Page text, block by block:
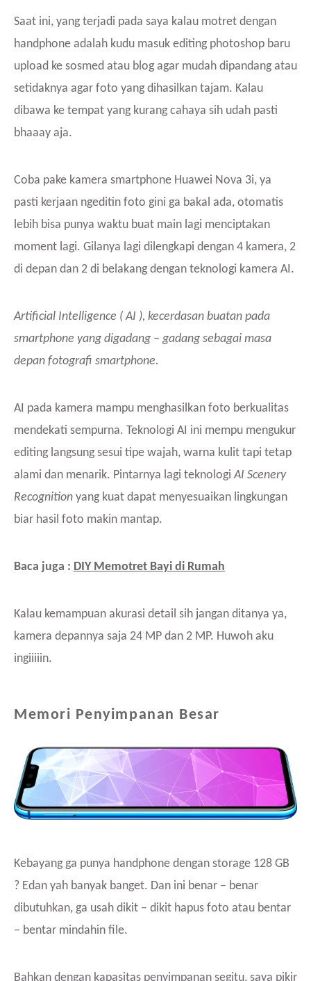
Saat ini, yang terjadi pada saya kalau motret dengan
handphone adalah kudu masuk editing photoshop baru
upload ke sosmed atau blog agar mudah dipandang atau
setidaknya agar foto yang dihasilkan tajam. Kalau
dibawa ke tempat yang kurang cahaya sih udah pasti
bhaaay aja.
Coba pake kamera smartphone Huawei Nova 3i, ya
pasti kerjaan ngeditin foto gini ga bakal ada, otomatis
lebih bisa punya waktu buat main lagi menciptakan
moment lagi. Gilanya lagi dilengkapi dengan 4 kamera, 2
di depan dan 2 di belakang dengan teknologi kamera AI.
Artificial Intelligence ( AI ), kecerdasan buatan pada
smartphone yang digadang – gadang sebagai masa
depan fotografi smartphone.
AI pada kamera mampu menghasilkan foto berkualitas
mendekati sempurna. Teknologi AI ini mempu mengukur
editing langsung sesui tipe wajah, warna kulit tapi tetap
alami dan menarik. Pintarnya lagi teknologiAI Scenery
Recognition yang kuat dapat menyesuaikan lingkungan
biar hasil foto makin mantap.
Baca juga : DIY Memotret Bayi di Rumah
Kalau kemampuan akurasi detail sih jangan ditanya ya,
kamera depannya saja 24 MP dan 2 MP. Huwoh aku
ingiiiiin.
Memori Penyimpanan Besar
Kebayang ga punya handphone dengan storage 128 GB
? Edan yah banyak banget. Dan ini benar – benar
dibutuhkan, ga usah dikit – dikit hapus foto atau bentar
– bentar mindahin file.
Bahkan dengan kapasitas penyimpanan segitu, saya pikir